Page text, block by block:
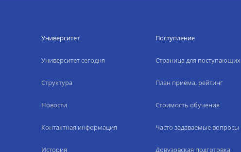
Университет
Университет сегодня
Структура
Новости
Контактная информация
История
Поступление
Страница для поступающих
План приёма, рейтинг
Стоимость обучения
Часто задаваемые вопросы
Довузовская подготовка